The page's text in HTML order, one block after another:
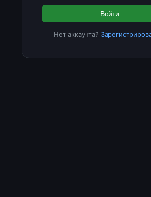
Войти
Нет аккаунта?